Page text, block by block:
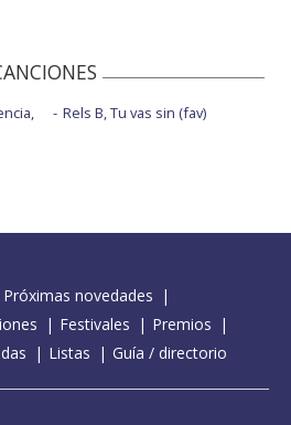
Rels B, Tu vas sin (fav)
Próximas novedades
Festivales
Premios
Listas Guía / directorio